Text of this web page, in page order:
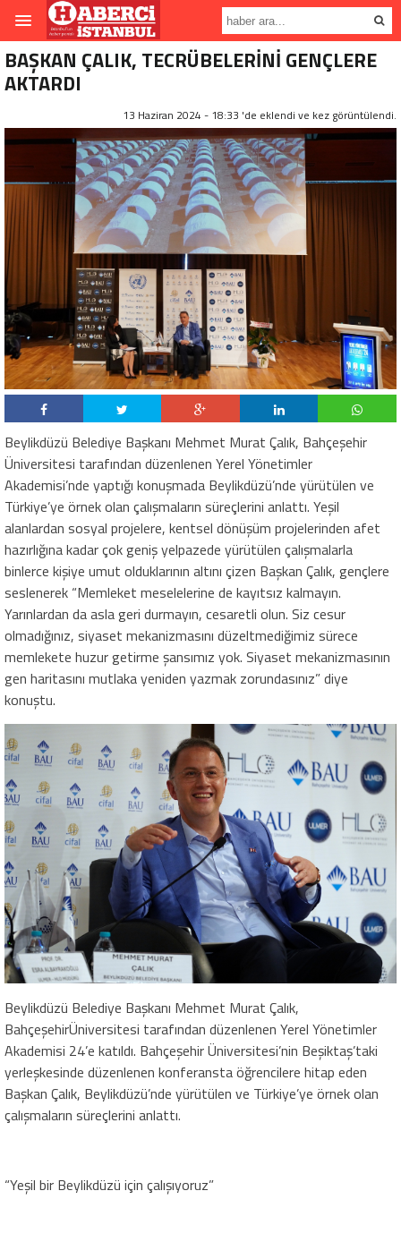
BAŞKAN ÇALIK, TECRÜBELERİNİ GENÇLERE
AKTARDI
13 Haziran 2024 - 18:33 'de eklendi ve kez görüntülendi.
Beylikdüzü Belediye Başkanı Mehmet Murat Çalık, Bahçeşehir
Üniversitesi tarafından düzenlenen Yerel Yönetimler
Akademisi’nde yaptığı konuşmada Beylikdüzü’nde yürütülen ve
Türkiye’ye örnek olan çalışmaların süreçlerini anlattı. Yeşil
alanlardan sosyal projelere, kentsel dönüşüm projelerinden afet
hazırlığına kadar çok geniş yelpazede yürütülen çalışmalarla
binlerce kişiye umut olduklarının altını çizen Başkan Çalık, gençlere
seslenerek “Memleket meselelerine de kayıtsız kalmayın.
Yarınlardan da asla geri durmayın, cesaretli olun. Siz cesur
olmadığınız, siyaset mekanizmasını düzeltmediğimiz sürece
memlekete huzur getirme şansımız yok. Siyaset mekanizmasının
gen haritasını mutlaka yeniden yazmak zorundasınız” diye
konuştu.
Beylikdüzü Belediye Başkanı Mehmet Murat Çalık,
BahçeşehirÜniversitesi tarafından düzenlenen Yerel Yönetimler
Akademisi 24’e katıldı. BahçeşehirÜniversitesi’nin Beşiktaş’taki
yerleşkesinde düzenlenen konferansta öğrencilere hitap eden
Başkan Çalık, Beylikdüzü’nde yürütülen ve Türkiye’ye örnek olan
çalışmaların süreçlerini anlattı.
“Yeşil bir Beylikdüzü için çalışıyoruz”